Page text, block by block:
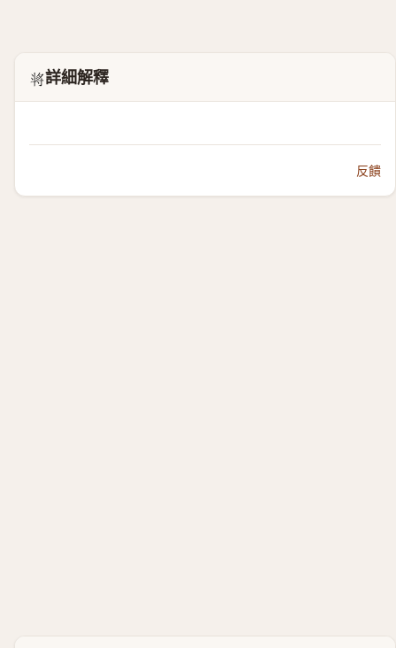
𣁻詳細解釋
反饋